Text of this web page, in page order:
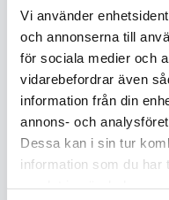
Vi använder
och annonserna till
för sociala medier och
vidarebefordrar även
information från din
annons- och
Dessa kan i sin tur
information som du har
En ren